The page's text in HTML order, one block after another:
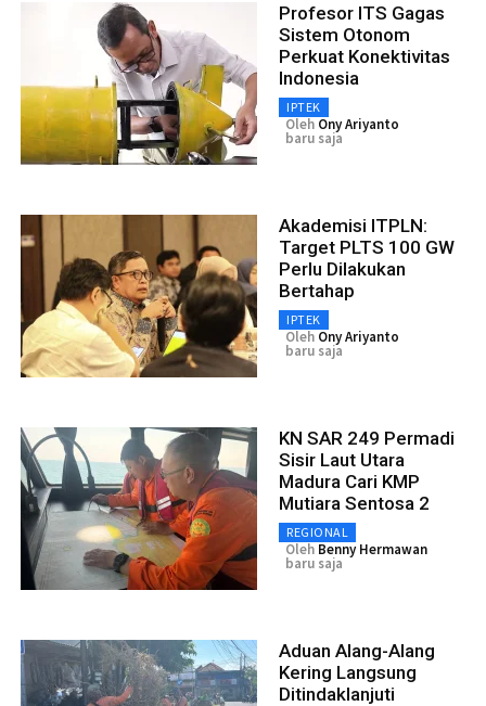
Profesor ITS Gagas
Sistem Otonom
Perkuat Konektivitas
Indonesia
IPTEK
Oleh Ony Ariyanto
baru saja
Akademisi ITPLN:
Target PLTS 100 GW
Perlu Dilakukan
Bertahap
IPTEK
Oleh Ony Ariyanto
baru saja
KN SAR 249 Permadi
Sisir Laut Utara
Madura Cari KMP
Mutiara Sentosa 2
REGIONAL
Oleh Benny Hermawan
baru saja
Aduan Alang-Alang
Kering Langsung
Ditindaklanjuti